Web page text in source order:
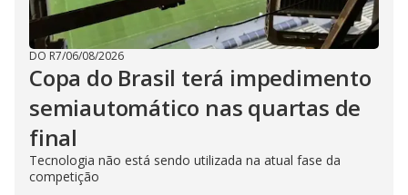
DO R7/06/08/2026
Copa do Brasil terá impedimento
semiautomático nas quartas de
final
Tecnologia não está sendo utilizada na atual fase da
competição